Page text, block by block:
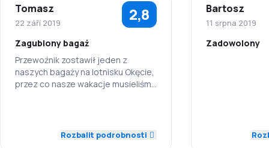
Síť spojení 4,0
Ceny letenek 4,1
Komfort cestování
Tomasz
22 září 2019 2,8
Zagubiony bagaż
Przewoźnik zostawił jeden z
naszych bagaży na lotnisku Okęcie,
przez co nasze wakacje musieliśmy
Dochvilnost 4,0
Rozbalit podrobnosti
Bartosz
11 srpna 2019
Zadowolony
Síť spojení